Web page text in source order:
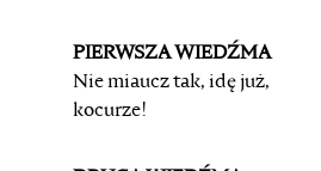
PIERWSZA WIEDŹMA
Nie miaucz tak, idę już,
kocurze!